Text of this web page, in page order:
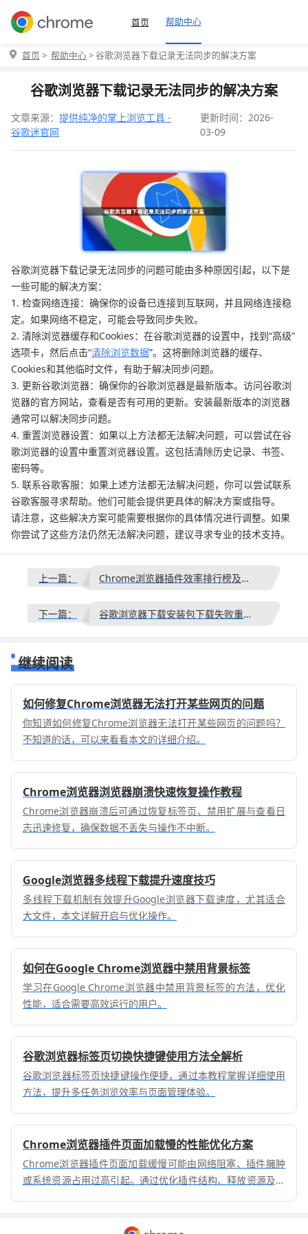
首页 帮助中心
首页 > 帮助中心> 谷歌浏览器下载记录无法同步的解决方案
谷歌浏览器下载记录无法同步的解决方案
文章来源： 提供纯净的掌上浏览工具 -
谷歌迷官网
更新时间：2026-
03-09
谷歌浏览器下载记录无法同步的问题可能由多种原因引起，以下是
一些可能的解决方案：
1. 检查网络连接：确保你的设备已连接到互联网，并且网络连接稳
定。如果网络不稳定，可能会导致同步失败。
2. 清除浏览器缓存和Cookies：在谷歌浏览器的设置中，找到“高级”
选项卡，然后点击“清除浏览数据”。这将删除浏览器的缓存、
Cookies和其他临时文件，有助于解决同步问题。
3. 更新谷歌浏览器：确保你的谷歌浏览器是最新版本。访问谷歌浏
览器的官方网站，查看是否有可用的更新。安装最新版本的浏览器
通常可以解决同步问题。
4. 重置浏览器设置：如果以上方法都无法解决问题，可以尝试在谷
歌浏览器的设置中重置浏览器设置。这包括清除历史记录、书签、
密码等。
5. 联系谷歌客服：如果上述方法都无法解决问题，你可以尝试联系
谷歌客服寻求帮助。他们可能会提供更具体的解决方案或指导。
请注意，这些解决方案可能需要根据你的具体情况进行调整。如果
你尝试了这些方法仍然无法解决问题，建议寻求专业的技术支持。
上一篇： Chrome浏览器插件效率排行榜及使用指南
下一篇： 谷歌浏览器下载安装包下载失败重试及解决方案
继续阅读
如何修复Chrome浏览器无法打开某些网页的问题
你知道如何修复Chrome浏览器无法打开某些网页的问题吗？
不知道的话，可以来看看本文的详细介绍。
Chrome浏览器浏览器崩溃快速恢复操作教程
Chrome浏览器崩溃后可通过恢复标签页、禁用扩展与查看日
志迅速修复，确保数据不丢失与操作不中断。
Google浏览器多线程下载提升速度技巧
多线程下载机制有效提升Google浏览器下载速度，尤其适合
大文件，本文详解开启与优化操作。
如何在Google Chrome浏览器中禁用背景标签
学习在Google Chrome浏览器中禁用背景标签的方法，优化
性能，适合需要高效运行的用户。
谷歌浏览器标签页切换快捷键使用方法全解析
谷歌浏览器标签页快捷键操作便捷，通过本教程掌握详细使用
方法，提升多任务浏览效率与页面管理体验。
Chrome浏览器插件页面加载慢的性能优化方案
Chrome浏览器插件页面加载缓慢可能由网络阻塞、插件臃肿
或系统资源占用过高引起。通过优化插件结构、释放资源及网